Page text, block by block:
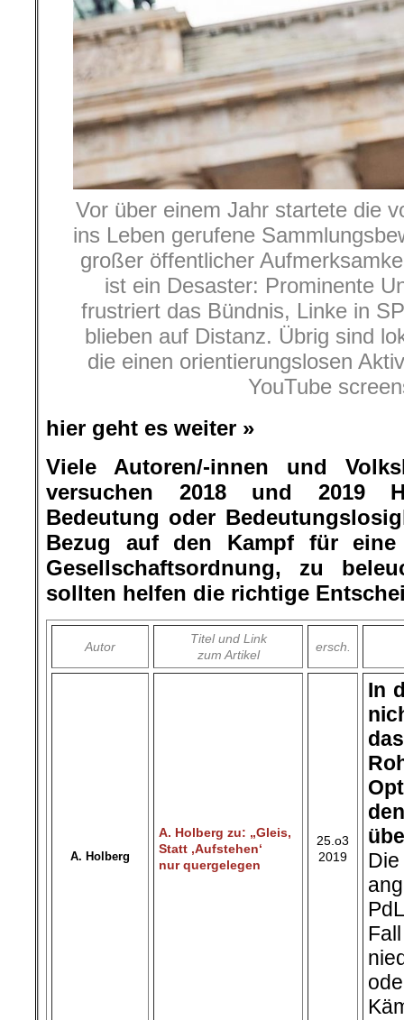
Vor über einem Jahr startete die
ins Leben gerufene
großer öffentlicher
ist ein Desaster: Prominente
frustriert das Bündnis, Linke in
blieben auf Distanz. Übrig sind
die einen orientierungslosen
YouTube
hier geht es weiter »
Viele Autoren/-innen und
versuchen 2018 und 2019
Bedeutung oder
Bezug auf den Kampf für
Gesellschaftsordnung, zu
sollten helfen die richtige
Autor
Titel und Link
zum Artikel
ersch.
A. Holberg
A. Holberg zu: „Gleis,
Statt ‚Aufstehen‘
nur quergelegen
25.o3
2019
In